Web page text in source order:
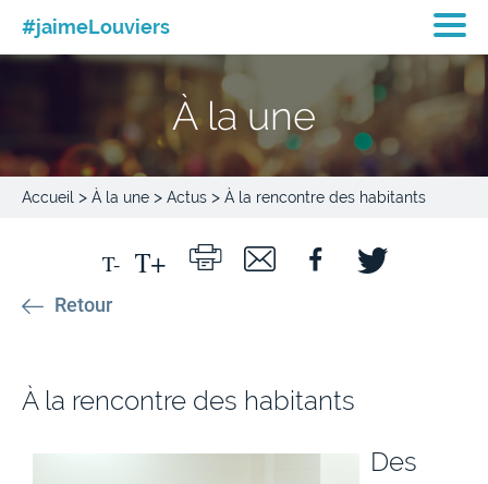
#jaimeLouviers
À la une
Accueil > À la une > Actus > À la rencontre des habitants
Retour
À la rencontre des habitants
Des